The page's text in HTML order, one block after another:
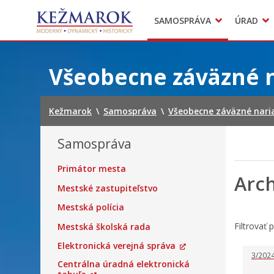
SAMOSPRÁVA
Mestská polícia
ÚRAD
Sekcie úradu
Všeobecne záväzné
Kežmarok \ Samospráva \ Všeobecne záväzné
Samospráva
Primátor mesta
Mestské zastupiteľstvo
Mestská polícia
Mestská školská rada
Elektronická verejná správa
Centrálna úradná elektronická
Filtrovať
3/